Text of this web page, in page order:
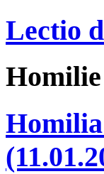
Lectio
Homilie